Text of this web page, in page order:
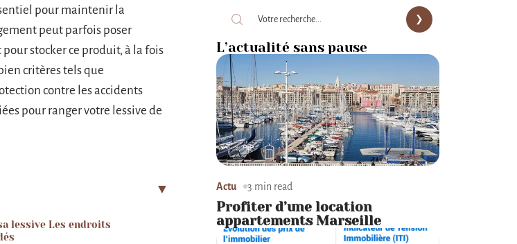
pour maintenir la
peut parfois poser
stocker ce produit, à la fois
critères tels que
contre les accidents
pour ranger votre lessive de
Les endroits
L’actualité sans pause
Actu 3 min read
Profiter d’une location
appartements Marseille